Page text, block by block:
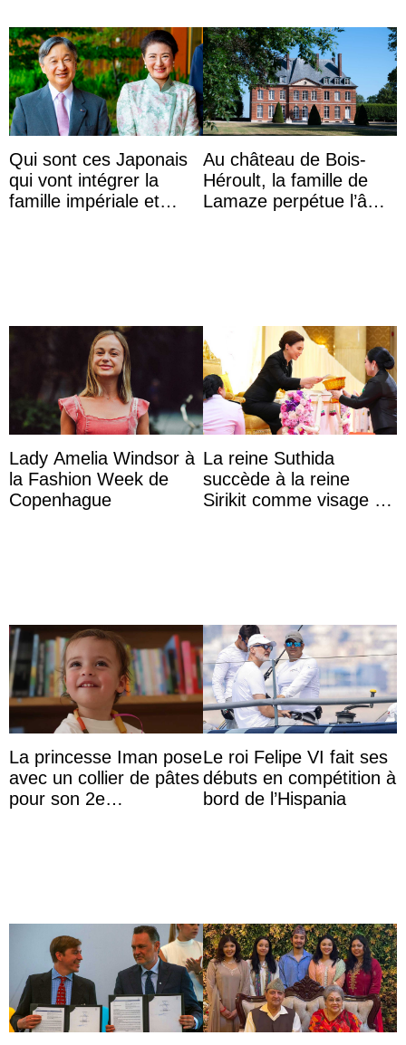
Qui sont ces Japonais
qui vont intégrer la
famille impériale et
Au château de Bois-
Héroult, la famille de
Lamaze perpétue l’âme
Lady Amelia Windsor à
la Fashion Week de
Copenhague
La reine Suthida
succède à la reine
Sirikit comme visage de
La princesse Iman pose
avec un collier de pâtes
pour son 2e
Le roi Felipe VI fait ses
débuts en compétition à
bord de l’Hispania